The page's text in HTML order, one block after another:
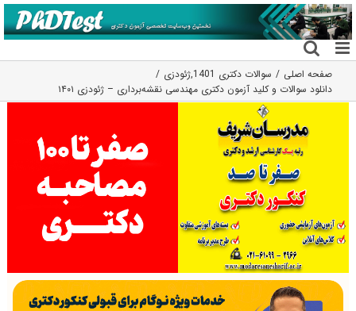
رفتن
به
محتوا
صفحه اصلی سوالات دکتری 1401 ,ژئودزی
دانلود سوالات و کلید آزمون دکتری مهندسی نقشه‌برداری – ژئودزی ۱۴۰۱